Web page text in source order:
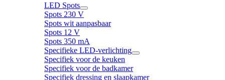
LED Spots
Spots 230 V
Spots wit aanpasbaar
Spots 12 V
Spots 350 mA
Specifieke LED-verlichting
Specifiek voor de keuken
Specifiek voor de badkamer
Specifiek dressing en slaapkamer